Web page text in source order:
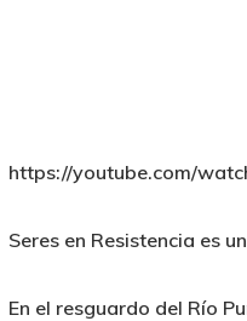
https://youtube.com/
Seres en Resistencia es
En el resguardo del Río